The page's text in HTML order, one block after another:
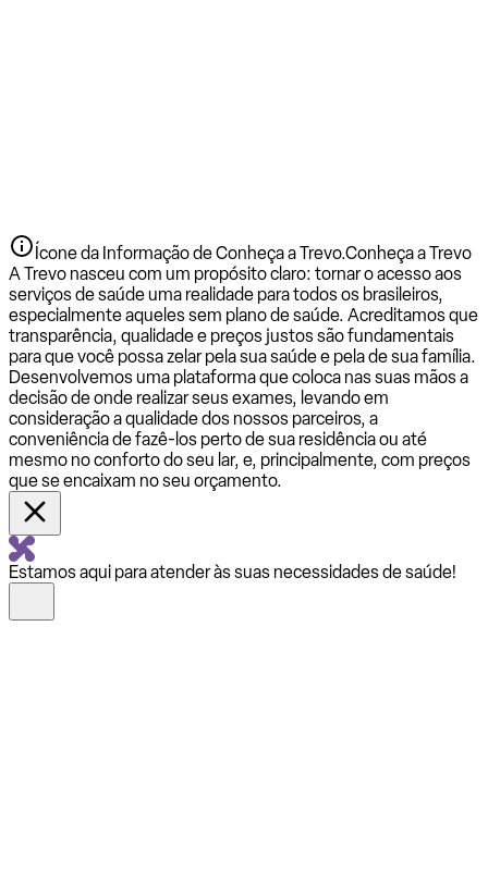
Ícone da Informação de Conheça a Trevo.Conheça a Trevo
A Trevo nasceu com um propósito claro: tornar o acesso aos
serviços de saúde uma realidade para todos os brasileiros,
especialmente aqueles sem plano de saúde. Acreditamos que
transparência, qualidade e preços justos são fundamentais
para que você possa zelar pela sua saúde e pela de sua família.
Desenvolvemos uma plataforma que coloca nas suas mãos a
decisão de onde realizar seus exames, levando em
consideração a qualidade dos nossos parceiros, a
conveniência de fazê-los perto de sua residência ou até
mesmo no conforto do seu lar, e, principalmente, com preços
que se encaixam no seu orçamento.
Estamos aqui para atender às suas necessidades de saúde!